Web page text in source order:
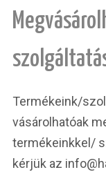
Termékeink/
vásárolhatóak
termékeinkkel/
kérjük az